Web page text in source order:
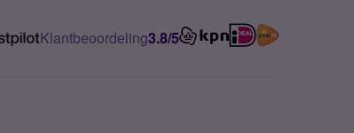
Klantbeoordeling3.8/5